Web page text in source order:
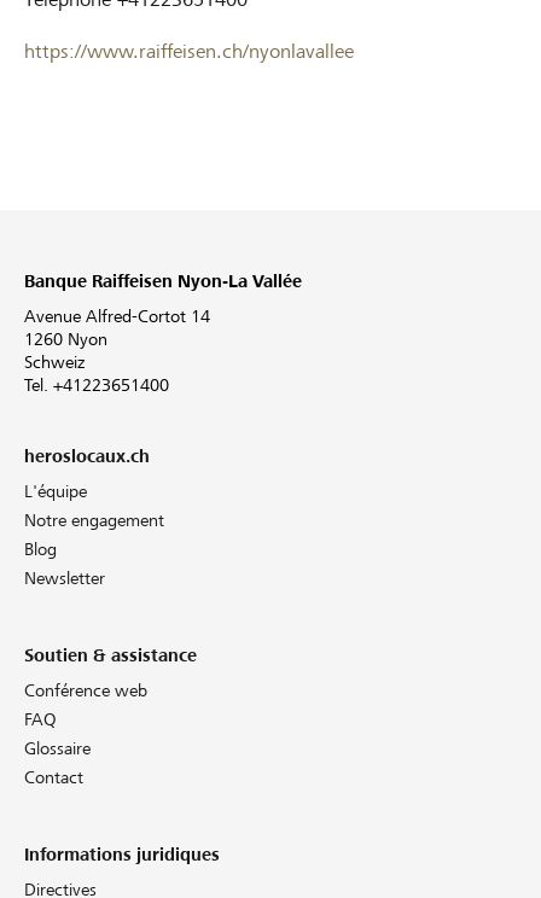
https://www.raiffeisen.ch/nyonlavallee
Banque Raiffeisen Nyon-La Vallée
Avenue Alfred-Cortot 14
1260 Nyon
Schweiz
Tel. +41223651400
heroslocaux.ch
L'équipe
Notre engagement
Blog
Newsletter
Soutien & assistance
Conférence web
FAQ
Glossaire
Contact
Informations juridiques
Directives